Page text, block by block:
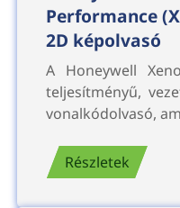
Performance
2D képolvasó
A Honeywell
teljesítményű,
vonalkódolvasó,
Részletek